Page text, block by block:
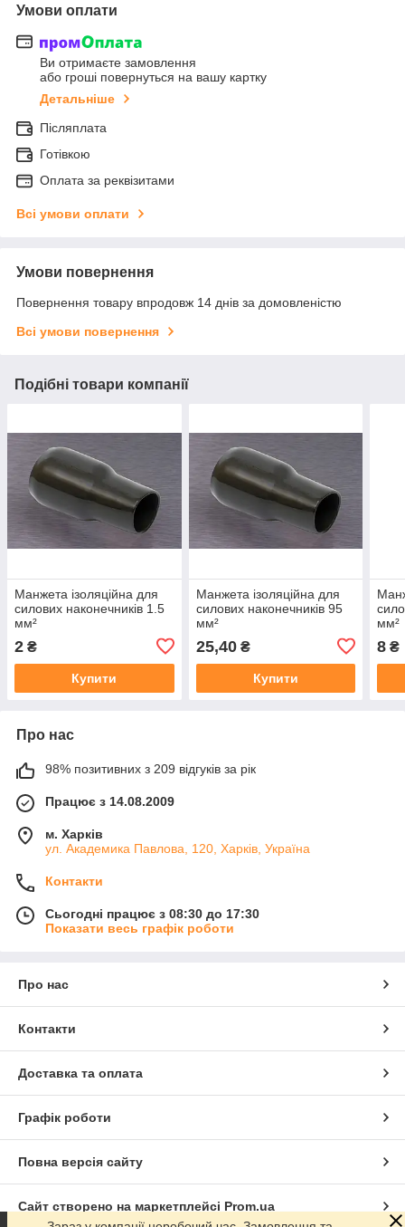
Умови оплати
Ви отримаєте замовлення
або гроші повернуться на вашу картку
Детальніше
Післяплата
Готівкою
Оплата за реквізитами
Всі умови оплати
Умови повернення
Повернення товару впродовж 14 днів за домовленістю
Всі умови повернення
Подібні товари компанії
Манжета ізоляційна для
силових наконечників 1.5
мм²
2 ₴
Купити
Манжета ізоляційна для
силових наконечників 95
мм²
25,40₴
Купити
мм²
8 ₴
Про нас
98% позитивних з 209 відгуків за рік
Працює з 14.08.2009
м. Харків
ул. Академика Павлова, 120, Харків, Україна
Контакти
Сьогодні працює з 08:30 до 17:30
Показати весь графік роботи
Про нас
Контакти
Доставка та оплата
Графік роботи
Повна версія сайту
Сайт створено на маркетплейсі Prom.ua